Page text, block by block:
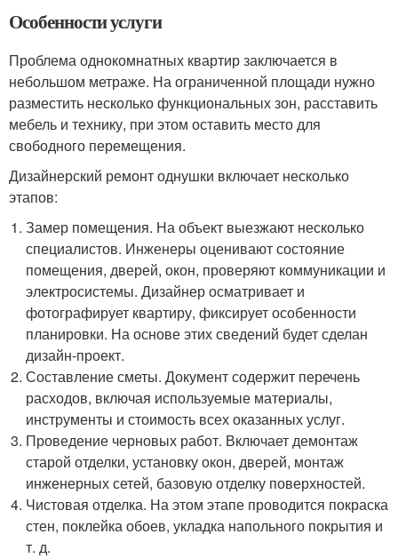
Особенности услуги
Проблема однокомнатных квартир заключается в
небольшом метраже. На ограниченной площади нужно
разместить несколько функциональных зон, расставить
мебель и технику, при этом оставить место для
свободного перемещения.
Дизайнерский ремонт однушки включает несколько
этапов:
Замер помещения. На объект выезжают несколько
специалистов. Инженеры оценивают состояние
помещения, дверей, окон, проверяют коммуникации и
электросистемы. Дизайнер осматривает и
фотографирует квартиру, фиксирует особенности
планировки. На основе этих сведений будет сделан
дизайн-проект.
Составление сметы. Документ содержит перечень
расходов, включая используемые материалы,
инструменты и стоимость всех оказанных услуг.
Проведение черновых работ. Включает демонтаж
старой отделки, установку окон, дверей, монтаж
инженерных сетей, базовую отделку поверхностей.
Чистовая отделка. На этом этапе проводится покраска
стен, поклейка обоев, укладка напольного покрытия и
т. д.